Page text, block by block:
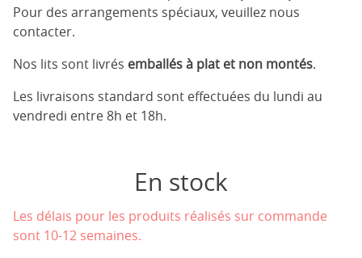
Pour des arrangements spéciaux, veuillez nous
contacter.
Nos lits sont livrés emballés à plat et non montés.
Les livraisons standard sont effectuées du lundi au
vendredi entre 8h et 18h.
En stock
Les délais pour les produits réalisés sur commande
sont 10-12 semaines.